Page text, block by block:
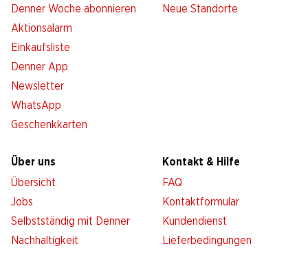
Denner Woche abonnieren
Aktionsalarm
Einkaufsliste
Denner App
Newsletter
WhatsApp
Geschenkkarten
Neue Standorte
Über uns
Übersicht
Jobs
Selbstständig mit Denner
Nachhaltigkeit
Kontakt & Hilfe
FAQ
Kontaktformular
Kundendienst
Lieferbedingungen